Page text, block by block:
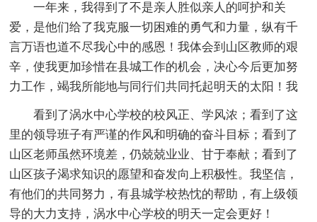
一年来，我得到了不是亲人胜似亲人的呵护和关
爱，是他们给了我克服一切困难的勇气和力量，纵有千
言万语也道不尽我心中的感恩！我体会到山区教师的艰
辛，使我更加珍惜在县城工作的机会，决心今后更加努
力工作，竭我所能地与同行们共同托起明天的太阳！我
看到了涡水中心学校的校风正、学风浓；看到了这
里的领导班子有严谨的作风和明确的奋斗目标；看到了
山区老师虽然环境差，仍兢兢业业、甘于奉献；看到了
山区孩子渴求知识的愿望和奋发向上积极性。我坚信，
有他们的共同努力，有县城学校热忱的帮助，有上级领
导的大力支持，涡水中心学校的明天一定会更好！